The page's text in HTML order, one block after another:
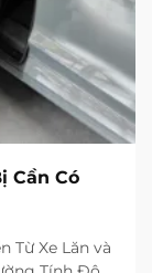
Cần Có
Từ Xe Lăn và